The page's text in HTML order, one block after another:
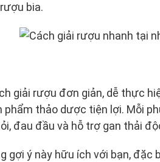
bia.
giải rượu đơn giản, dễ thực
phẩm thảo dược tiện lợi. Mỗi
đau đầu và hỗ trợ gan thải
gợi ý này hữu ích với bạn,